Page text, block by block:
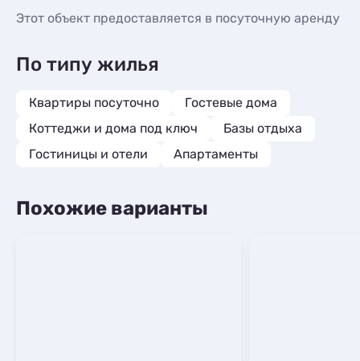
Этот объект предоставляется в посуточную аренду
По типу жилья
Квартиры посуточно
Гостевые дома
Коттеджи и дома под ключ
Базы отдыха
Гостиницы и отели
Апартаменты
Похожие варианты